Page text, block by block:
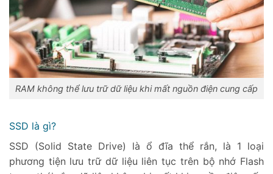
RAM không thể lưu trữ dữ liệu khi mất nguồn điện cung cấp
SSD là gì?
SSD (Solid State Drive) là ổ đĩa thể rắn, là 1 loại
phương tiện lưu trữ dữ liệu liên tục trên bộ nhớ Flash